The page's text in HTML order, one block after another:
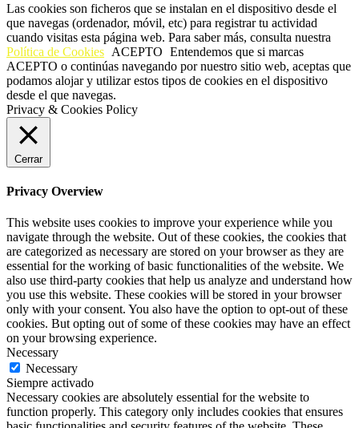
Las cookies son ficheros que se instalan en el dispositivo desde el
que navegas (ordenador, móvil, etc) para registrar tu actividad
cuando visitas esta página web. Para saber más, consulta nuestra
Política de Cookies ACEPTO Entendemos que si marcas
ACEPTO o continúas navegando por nuestro sitio web, aceptas que
podamos alojar y utilizar estos tipos de cookies en el dispositivo
desde el que navegas.
Privacy & Cookies Policy
Cerrar
Privacy Overview
This website uses cookies to improve your experience while you
navigate through the website. Out of these cookies, the cookies that
are categorized as necessary are stored on your browser as they are
essential for the working of basic functionalities of the website. We
also use third-party cookies that help us analyze and understand how
you use this website. These cookies will be stored in your browser
only with your consent. You also have the option to opt-out of these
cookies. But opting out of some of these cookies may have an effect
on your browsing experience.
Necessary
Necessary
Siempre activado
Necessary cookies are absolutely essential for the website to
function properly. This category only includes cookies that ensures